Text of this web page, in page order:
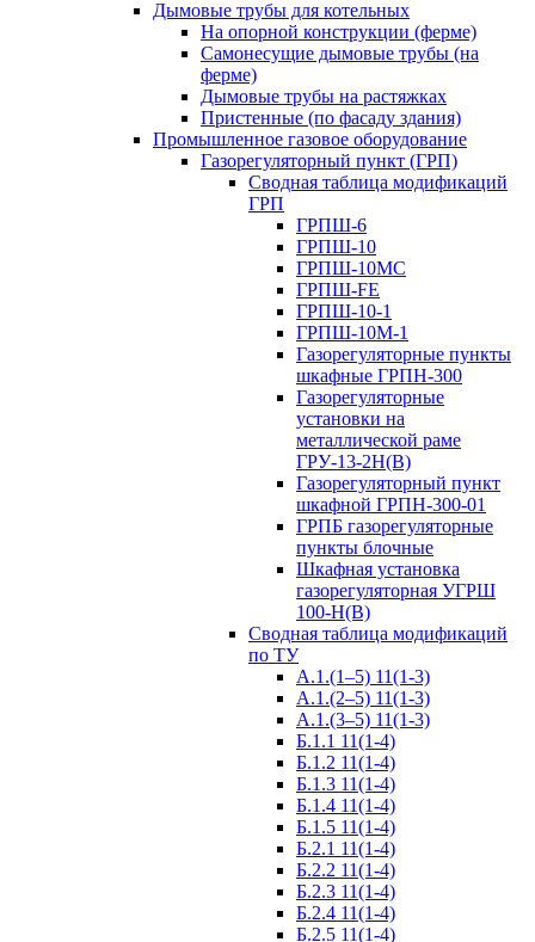
Дымовые трубы для котельных
На опорной конструкции (ферме)
Самонесущие дымовые трубы (на
ферме)
Дымовые трубы на растяжках
Пристенные (по фасаду здания)
Промышленное газовое оборудование
Газорегуляторный пункт (ГРП)
Сводная таблица модификаций
ГРП
ГРПШ-6
ГРПШ-10
ГРПШ-10МС
ГРПШ-FE
ГРПШ-10-1
ГРПШ-10М-1
Газорегуляторные пункты
шкафные ГРПН-300
Газорегуляторные
установки на
металлической раме
ГРУ-13-2Н(В)
Газорегуляторный пункт
шкафной ГРПН-300-01
ГРПБ газорегуляторные
пункты блочные
Шкафная установка
газорегуляторная УГРШ
100-Н(В)
Сводная таблица модификаций
по ТУ
А.1.(1–5) 11(1-3)
А.1.(2–5) 11(1-3)
А.1.(3–5) 11(1-3)
Б.1.1 11(1-4)
Б.1.2 11(1-4)
Б.1.3 11(1-4)
Б.1.4 11(1-4)
Б.1.5 11(1-4)
Б.2.1 11(1-4)
Б.2.2 11(1-4)
Б.2.3 11(1-4)
Б.2.4 11(1-4)
Б.2.5 11(1-4)